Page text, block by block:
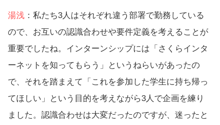
湯浅 ：私たち3人はそれぞれ違う部署で勤務している
ので、お互いの認識合わせや要件定義を考えることが
重要でしたね。インターンシップには「さくらインタ
ーネットを知ってもらう」というねらいがあったの
で、それを踏まえて「これを参加した学生に持ち帰っ
てほしい」という目的を考えながら3人で企画を練り
ました。認識合わせは大変だったのですが、迷ったと